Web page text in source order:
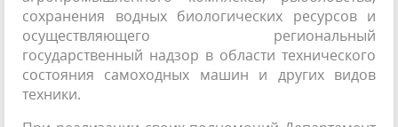
сохранения водных биологических ресурсов и
осуществляющего региональный
государственный надзор в области технического
состояния самоходных машин и других видов
техники.